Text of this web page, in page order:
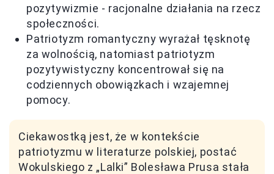
pozytywizmie - racjonalne działania na rzecz
społeczności.
Patriotyzm romantyczny wyrażał tęsknotę
za wolnością, natomiast patriotyzm
pozytywistyczny koncentrował się na
codziennych obowiązkach i wzajemnej
pomocy.
Ciekawostką jest, że w kontekście
patriotyzmu w literaturze polskiej, postać
Wokulskiego z „Lalki” Bolesława Prusa stała